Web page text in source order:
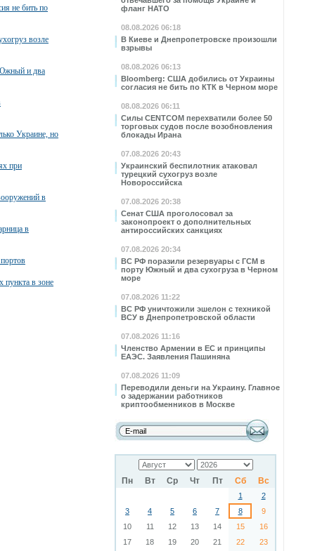
фланг НАТО
08.08.2026 06:18
В Киеве и Днепропетровске произошли
взрывы
08.08.2026 06:13
Bloomberg: США добились от Украины
согласия не бить по КТК в Черном море
08.08.2026 06:11
Силы CENTCOM перехватили более 50
торговых судов после возобновления
блокады Ирана
07.08.2026 20:43
Украинский беспилотник атаковал
турецкий сухогруз возле
Новороссийска
07.08.2026 20:38
Сенат США проголосовал за
законопроект о дополнительных
антироссийских санкциях
07.08.2026 20:34
ВС РФ поразили резервуары с ГСМ в
порту Южный и два сухогруза в Черном
море
07.08.2026 11:22
ВС РФ уничтожили эшелон с техникой
ВСУ в Днепропетровской области
07.08.2026 11:16
Членство Армении в ЕС и принципы
ЕАЭС. Заявления Пашиняна
07.08.2026 11:09
Переводили деньги на Украину. Главное
о задержании работников
криптообменников в Москве
Пн Вт Ср Чт Пт Сб Вс
1
2
3
4 5 6 7 8
9
10
11 12 13 14 15
16
17
18 19 20 21 22
23
не бить по
возле
и два
Украине, но
при
в
в
пункта в зоне